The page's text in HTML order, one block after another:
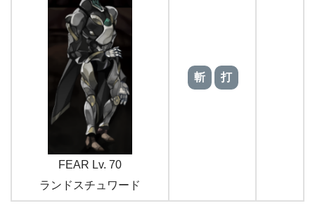
FEAR Lv. 70
ランドスチュワード
斬 打